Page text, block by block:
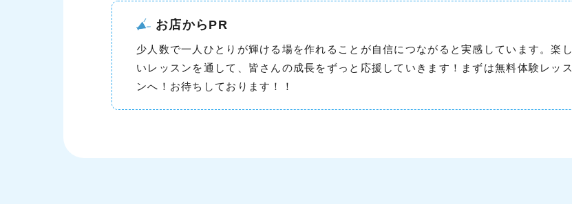
お店からPR
少人数で一人ひとりが輝ける場を作れることが自信につながると実感しています。楽し
いレッスンを通して、皆さんの成長をずっと応援していきます！まずは無料体験レッス
ンへ！お待ちしております！！